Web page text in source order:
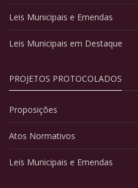
Leis Municipais e Emendas
Leis Municipais em Destaque
PROJETOS PROTOCOLADOS
Proposições
Atos Normativos
Leis Municipais e Emendas